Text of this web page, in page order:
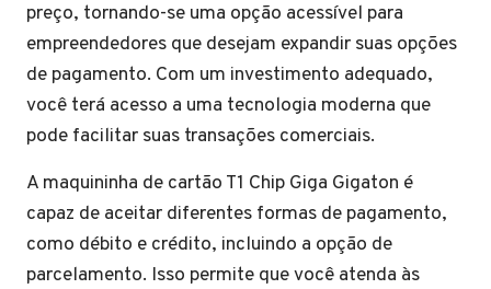
preço, tornando-se uma opção acessível para
empreendedores que desejam expandir suas opções
de pagamento. Com um investimento adequado,
você terá acesso a uma tecnologia moderna que
pode facilitar suas transações comerciais.
A maquininha de cartão T1 Chip Giga Gigaton é
capaz de aceitar diferentes formas de pagamento,
como débito e crédito, incluindo a opção de
parcelamento. Isso permite que você atenda às